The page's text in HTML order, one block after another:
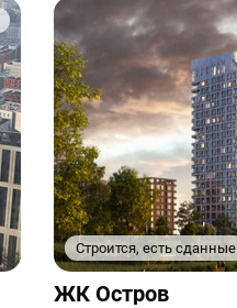
Строится, есть сданные
ЖК Остров